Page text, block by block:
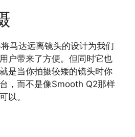
马达远离镜头的设计为我们
户带来了方便。但同时它也
是当你拍摄较矮的镜头时你
，而不是像Smooth Q2那样
以。